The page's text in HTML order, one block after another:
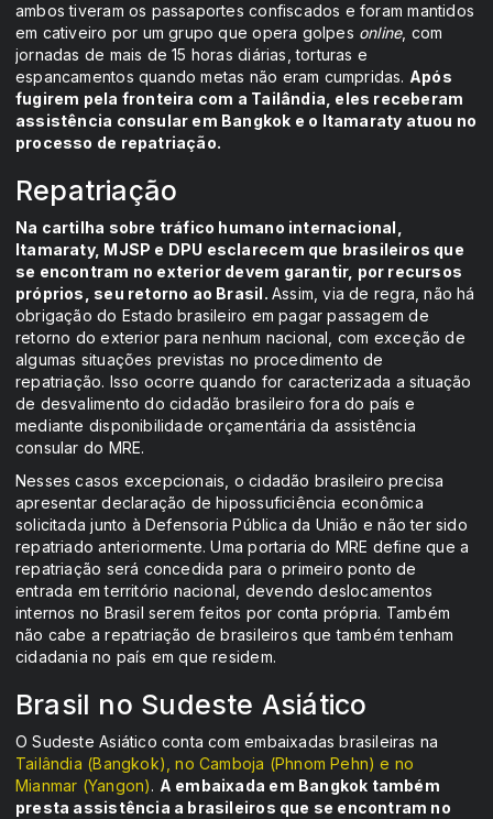
ambos tiveram os passaportes confiscados e foram mantidos
em cativeiro por um grupo que opera golpes online, com
jornadas de mais de 15 horas diárias, torturas e
espancamentos quando metas não eram cumpridas. Após
fugirem pela fronteira com a Tailândia, eles receberam
assistência consular em Bangkok e o Itamaraty atuou no
processo de repatriação.
Repatriação
Na cartilha sobre tráfico humano internacional,
Itamaraty, MJSP e DPU esclarecem que brasileiros que
se encontram no exterior devem garantir, por recursos
próprios, seu retorno ao Brasil. Assim, via de regra, não há
obrigação do Estado brasileiro em pagar passagem de
retorno do exterior para nenhum nacional, com exceção de
algumas situações previstas no procedimento de
repatriação. Isso ocorre quando for caracterizada a situação
de desvalimento do cidadão brasileiro fora do país e
mediante disponibilidade orçamentária da assistência
consular do MRE.
Nesses casos excepcionais, o cidadão brasileiro precisa
apresentar declaração de hipossuficiência econômica
solicitada junto à Defensoria Pública da União e não ter sido
repatriado anteriormente. Uma portaria do MRE define que a
repatriação será concedida para o primeiro ponto de
entrada em território nacional, devendo deslocamentos
internos no Brasil serem feitos por conta própria. Também
não cabe a repatriação de brasileiros que também tenham
cidadania no país em que residem.
Brasil no Sudeste Asiático
O Sudeste Asiático conta com embaixadas brasileiras na
Tailândia (Bangkok), no Camboja (Phnom Pehn) e no
Mianmar (Yangon). A embaixada em Bangkok também
presta assistência a brasileiros que se encontram no